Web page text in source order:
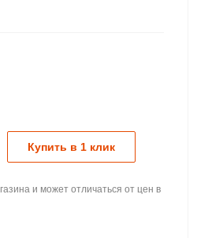
Купить в 1 клик
и может отличаться от цен в